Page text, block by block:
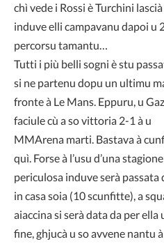
chì vede i Rossi è Turchini
induve elli campavanu dapoi u
percorsu tamantu…
Tutti i più belli sogni è stu
si ne partenu dopu un ultimu
fronte à Le Mans. Eppuru, u
faciule cù a so vittoria 2-1 à u
MMArena marti. Bastava à
quì. Forse à l’usu d’una stagione
periculosa induve serà passata
in casa soia (10 scunfitte), a
aiaccina si serà data da per ella
fine, ghjucà u so avvene nantu